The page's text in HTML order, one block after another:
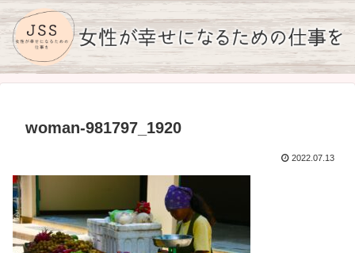
woman-981797_1920
2022.07.13